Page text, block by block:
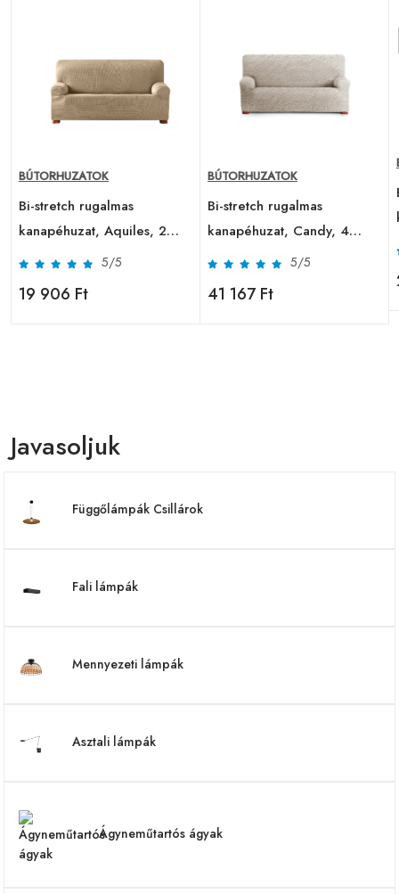
BÚTORHUZATOK
Bi-stretch rugalmas
kanapéhuzat, Aquiles, 2
ülés, bézs C / 1
5/5
19 906 Ft
BÚTORHUZATOK
Bi-stretch rugalmas
kanapéhuzat, Candy, 4
ülés, természetes C / 0
5/5
41 167 Ft
Javasoljuk
Függőlámpák Csillárok
Fali lámpák
Mennyezeti lámpák
Asztali lámpák
Ágyneműtartós ágyak